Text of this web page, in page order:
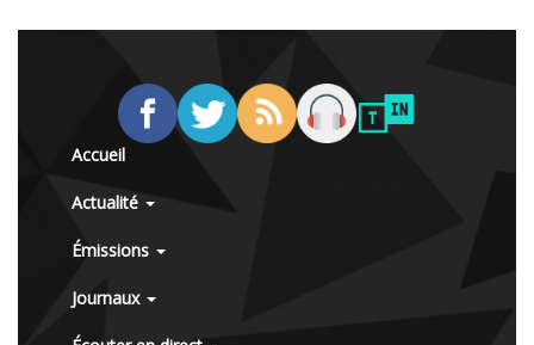
Accueil
Actualité
Émissions
Journaux